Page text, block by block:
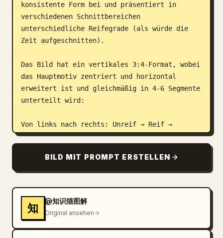
konsistente Form bei und präsentiert in
verschiedenen Schnittbereichen
unterschiedliche Reifegrade (als würde die
Zeit aufgeschnitten).
Das Bild hat ein vertikales 3:4-Format, wobei
das Hauptmotiv zentriert und horizontal
erweitert ist und gleichmäßig in 4-6 Segmente
unterteilt wird:
Von links nach rechts: Unreif → Reif →
Überreif → Verdorben
Jedes Segment spiegelt reale Veränderungen
wider:
Farbveränderungen (grün → gelb → schwarz
usw.)
Texturveränderungen (prall → weich →
verschrumpelt → verfault)
BILD MIT PROMPT ERSTELLEN
知
@知识猫图解
Original ansehen